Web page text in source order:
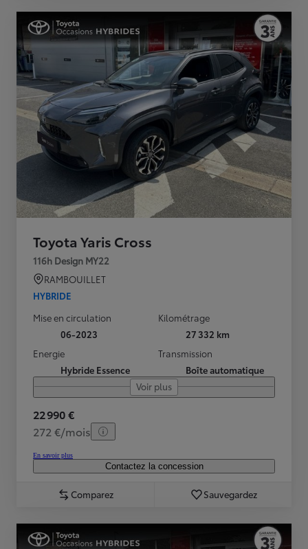
Toyota Yaris Cross
116h Design MY22
RAMBOUILLET
HYBRIDE
Mise en circulation
06-2023
Kilométrage
27 332 km
Energie
Hybride Essence
Transmission
Boîte automatique
Voir plus
22 990 €
272 €/mois
En savoir plus
Contactez la concession
Comparez Sauvegardez